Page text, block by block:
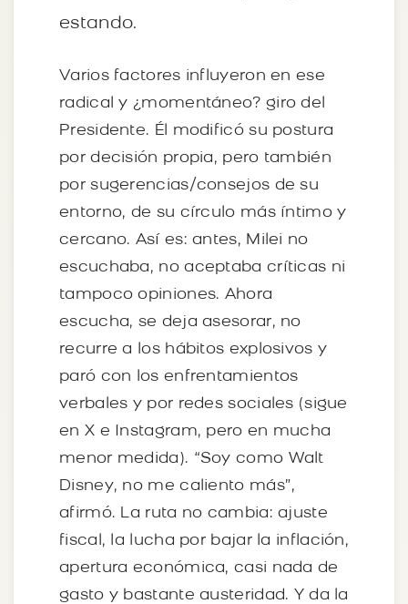
estando.
Varios factores influyeron en ese
radical y ¿momentáneo? giro del
Presidente. Él modificó su postura
por decisión propia, pero también
por sugerencias/consejos de su
entorno, de su círculo más íntimo y
cercano. Así es: antes, Milei no
escuchaba, no aceptaba críticas ni
tampoco opiniones. Ahora
escucha, se deja asesorar, no
recurre a los hábitos explosivos y
paró con los enfrentamientos
verbales y por redes sociales (sigue
en X e Instagram, pero en mucha
menor medida). “Soy como Walt
Disney, no me caliento más”,
afirmó. La ruta no cambia: ajuste
fiscal, la lucha por bajar la inflación,
apertura económica, casi nada de
gasto y bastante austeridad. Y da la